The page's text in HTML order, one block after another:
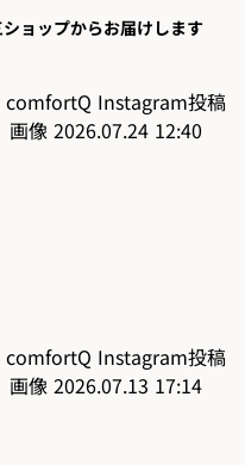
ョップからお届けします